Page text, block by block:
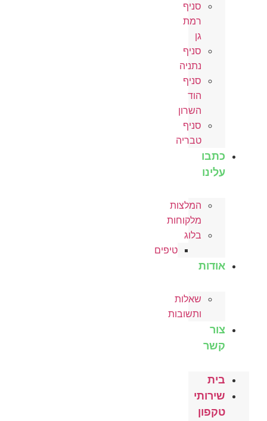
סניף
רמת
גן
סניף
נתניה
סניף
הוד
השרון
סניף
טבריה
כתבו
עלינו
המלצות
מלקוחות
בלוג
טיפים
אודות
שאלות
ותשובות
צור
קשר
בית
שירותי
טקפון